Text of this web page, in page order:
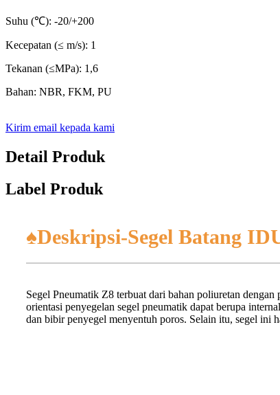
Suhu (℃): -20/+200
Kecepatan (≤ m/s): 1
Tekanan (≤MPa): 1,6
Bahan: NBR, FKM, PU
Kirim email kepada kami
Detail Produk
Label Produk
♠Deskripsi-Segel Batang
Segel Pneumatik Z8 terbuat dari bahan poliuretan
orientasi penyegelan segel pneumatik dapat berupa
dan bibir penyegel menyentuh poros. Selain itu, segel ini